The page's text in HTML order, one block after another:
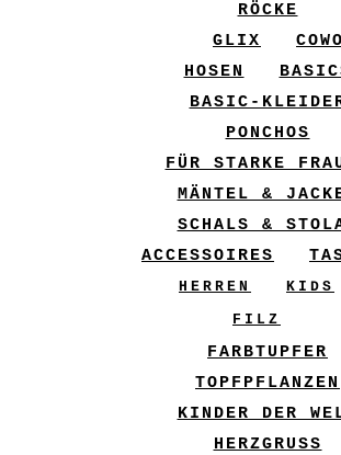
RÖCKE
GLIX
COWO
HOSEN
BASIC-
PONCHOS
FÜR STARKE
MÄNTEL &
SCHALS &
ACCESSOIRES
HERREN
KIDS
FILZ
FARBTUPFER
TOPFPFLANZEN
KINDER DER
HERZGRUSS